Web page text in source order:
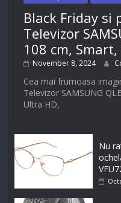
Black Friday si
Televizor
108 cm,
November 8, 2024
Cea mai frumoasa
Televizor SAMSUNG
Ultra HD,
Nu